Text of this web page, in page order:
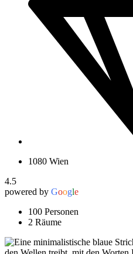
1080 Wien
4.5
powered by Google
100 Personen
2 Räume